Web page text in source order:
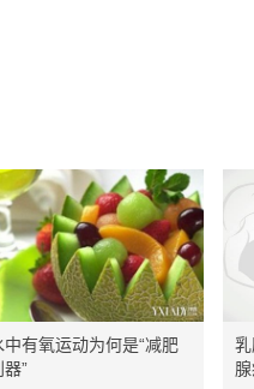
中有氧运动为何是“减肥
器”